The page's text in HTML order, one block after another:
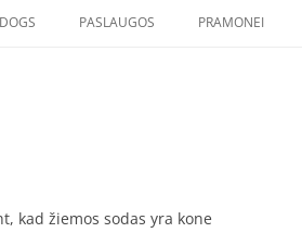
DOGS PASLAUGOS PRAMONEI
kad žiemos sodas yra kone